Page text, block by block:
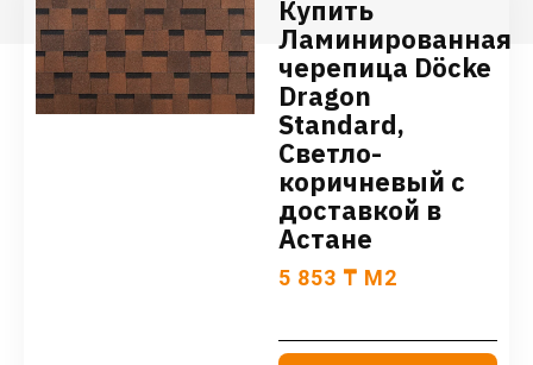
Купить
Ламинированная
черепица Döcke
Dragon
Standard,
Светло-
коричневый с
доставкой в
Астане
5 853 ₸ М2